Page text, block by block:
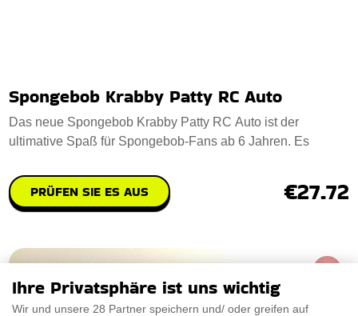
Spongebob Krabby Patty RC Auto
Das neue Spongebob Krabby Patty RC Auto ist der
ultimative Spaß für Spongebob-Fans ab 6 Jahren. Es
PRÜFEN SIE ES AUS €27.72
Ihre Privatsphäre ist uns wichtig
Wir und unsere 28 Partner speichern und/ oder greifen auf